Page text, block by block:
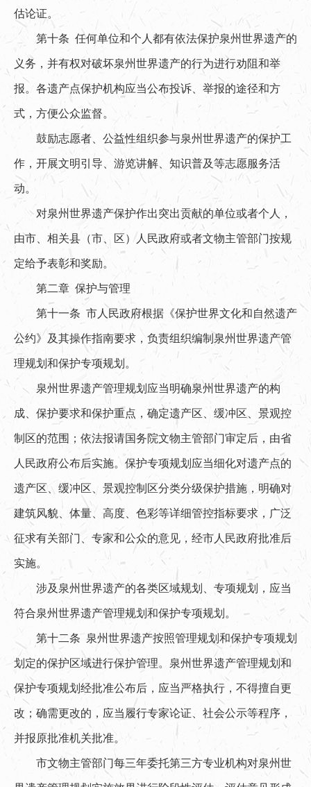
估论证。
第十条 任何单位和个人都有依法保护泉州世界遗产的
义务，并有权对破坏泉州世界遗产的行为进行劝阻和举
报。各遗产点保护机构应当公布投诉、举报的途径和方
式，方便公众监督。
鼓励志愿者、公益性组织参与泉州世界遗产的保护工
作，开展文明引导、游览讲解、知识普及等志愿服务活
动。
对泉州世界遗产保护作出突出贡献的单位或者个人，
由市、相关县（市、区）人民政府或者文物主管部门按规
定给予表彰和奖励。
第二章 保护与管理
第十一条 市人民政府根据《保护世界文化和自然遗产
公约》及其操作指南要求，负责组织编制泉州世界遗产管
理规划和保护专项规划。
泉州世界遗产管理规划应当明确泉州世界遗产的构
成、保护要求和保护重点，确定遗产区、缓冲区、景观控
制区的范围；依法报请国务院文物主管部门审定后，由省
人民政府公布后实施。保护专项规划应当细化对遗产点的
遗产区、缓冲区、景观控制区分类分级保护措施，明确对
建筑风貌、体量、高度、色彩等详细管控指标要求，广泛
征求有关部门、专家和公众的意见，经市人民政府批准后
实施。
涉及泉州世界遗产的各类区域规划、专项规划，应当
符合泉州世界遗产管理规划和保护专项规划。
第十二条 泉州世界遗产按照管理规划和保护专项规划
划定的保护区域进行保护管理。泉州世界遗产管理规划和
保护专项规划经批准公布后，应当严格执行，不得擅自更
改；确需更改的，应当履行专家论证、社会公示等程序，
并报原批准机关批准。
市文物主管部门每三年委托第三方专业机构对泉州世